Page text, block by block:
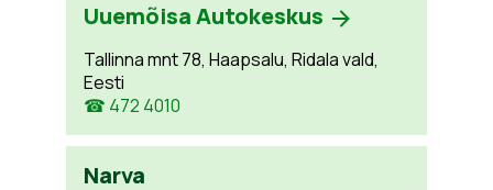
Uuemõisa Autokeskus
Tallinna mnt 78, Haapsalu, Ridala vald,
Eesti
☎ 472 4010
Narva